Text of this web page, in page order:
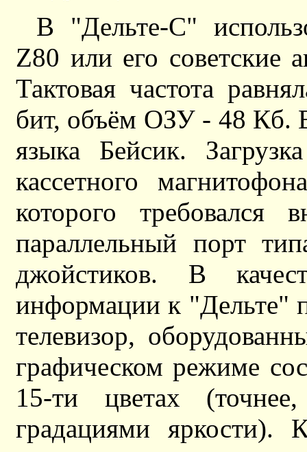
В "Дельте-С"
Z80 или его
Тактовая частота
бит, объём ОЗУ - 48 Кб.
языка Бейсик.
кассетного
которого требовался
параллельный порт
джойстиков. В
информации к "Дельте"
телевизор,
графическом режиме
15-ти цветах
градациями